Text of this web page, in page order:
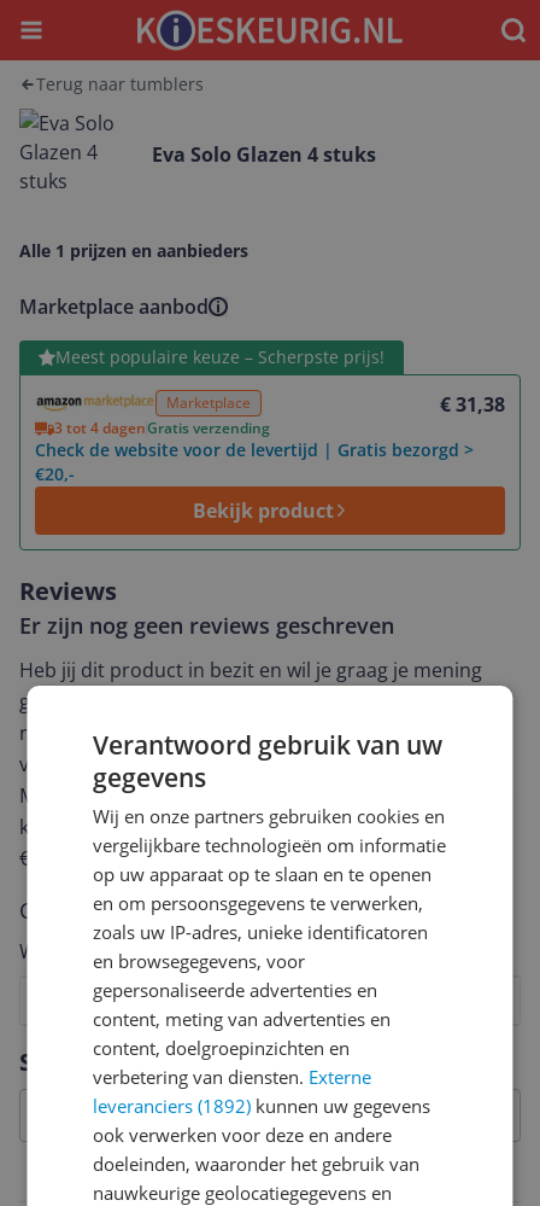
Menu
Terug naar tumblers
Eva Solo Glazen 4 stuks
Alle 1 prijzen en aanbieders
Marketplace aanbod
Meest populaire keuze – Scherpste prijs!
Marketplace € 31,38
3 tot 4 dagenGratis verzending
Check de website voor de levertijd | Gratis bezorgd >
€20,-
Bekijk product
Bekijk product
Specificaties
Belangrijkste kenmerken
Reviews
Er zijn nog geen reviews geschreven
Heb jij dit product in bezit en wil je graag je mening
geven? Start dan hieronder met het schrijven van je
review. Afhankelijk van de details duurt het schrijven
van een review gemiddeld tussen de 3 en 10 minuten.
Met jouw mening help je andere bezoekers een betere
keuze te maken én maak je iedere maand kans op
€250,-!
Klik hier voor de actievoorwaarden.
Cijfer
Welk cijfer geef jij dit product?
7
6
5
4
3
2
Vraag 1 van 4
Verantwoord gebruik van uw
gegevens
Wij en onze partners gebruiken cookies en
vergelijkbare technologieën om informatie
op uw apparaat op te slaan en te openen
en om persoonsgegevens te verwerken,
zoals uw IP-adres, unieke identificatoren
en browsegegevens, voor
gepersonaliseerde advertenties en
content, meting van advertenties en
content, doelgroepinzichten en
verbetering van diensten. Externe
leveranciers (1892) kunnen uw gegevens
ook verwerken voor deze en andere
doeleinden, waaronder het gebruik van
nauwkeurige geolocatiegegevens en